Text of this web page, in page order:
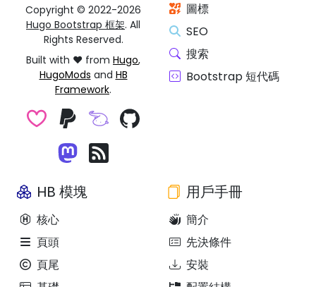
Copyright © 2022-2026
Hugo Bootstrap 框架. All
Rights Reserved.
Built with ❤️ from Hugo,
HugoMods and HB
Framework.
圖標
SEO
搜索
Bootstrap 短代碼
HB 模塊
核心
頁頭
頁尾
用戶手冊
簡介
先決條件
安裝